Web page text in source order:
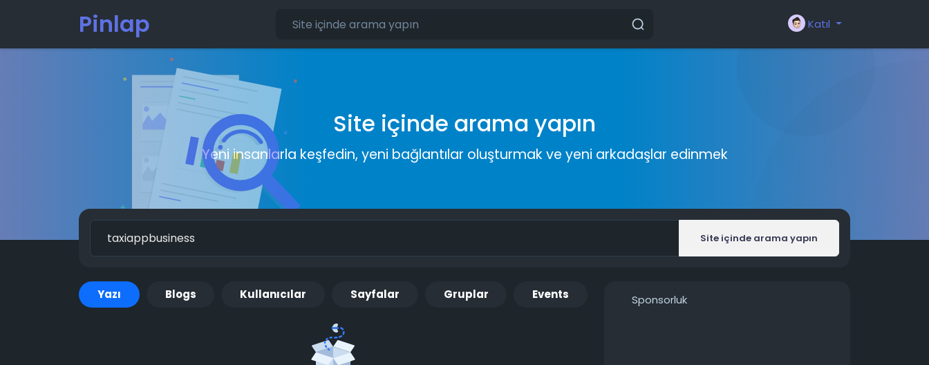
Pinlap Katıl
Site içinde arama yapın
Yeni insanlarla keşfedin, yeni bağlantılar oluşturmak ve yeni arkadaşlar edinmek
Site içinde arama yapın
Yazı Blogs Kullanıcılar Sayfalar Gruplar Events Sponsorluk